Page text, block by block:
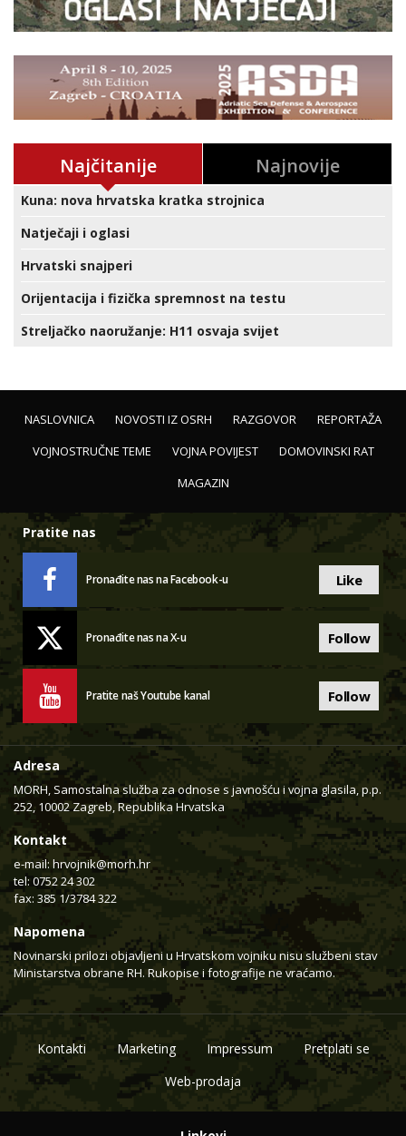
Najčitanije Najnovije
Kuna: nova hrvatska kratka strojnica
Natječaji i oglasi
Hrvatski snajperi
Orijentacija i fizička spremnost na testu
Streljačko naoružanje: H11 osvaja svijet
NASLOVNICA NOVOSTI IZ OSRH RAZGOVOR
REPORTAŽA
VOJNOSTRUČNE TEME
VOJNA POVIJEST
DOMOVINSKI RAT
MAGAZIN
Pratite nas
Pronađite nas na Facebook-u Like
Pronađite nas na X-u Follow
Pratite naš Youtube kanal Follow
Adresa
MORH, Samostalna služba za odnose s javnošću i vojna glasila, p.p.
252, 10002 Zagreb, Republika Hrvatska
Kontakt
e-mail: hrvojnik@morh.hr
tel: 0752 24 302
fax: 385 1/3784 322
Napomena
Novinarski prilozi objavljeni u Hrvatskom vojniku nisu službeni stav
Ministarstva obrane RH. Rukopise i fotografije ne vraćamo.
Kontakti Marketing Impressum
Pretplati se
Web-prodaja